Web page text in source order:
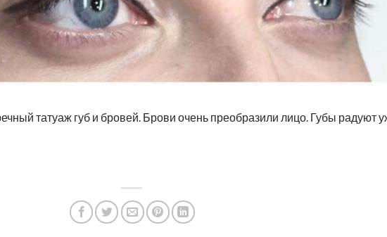
татуаж губ и бровей. Брови очень преобразили лицо. Губы радуют